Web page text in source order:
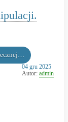
Opublikowano
w
04 gru 2025
Autor: admin